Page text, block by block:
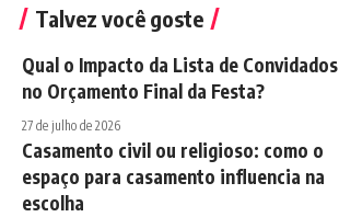
Talvez você goste
Qual o Impacto da Lista de Convidados
no Orçamento Final da Festa?
27 de julho de 2026
Casamento civil ou religioso: como o
espaço para casamento influencia na
escolha